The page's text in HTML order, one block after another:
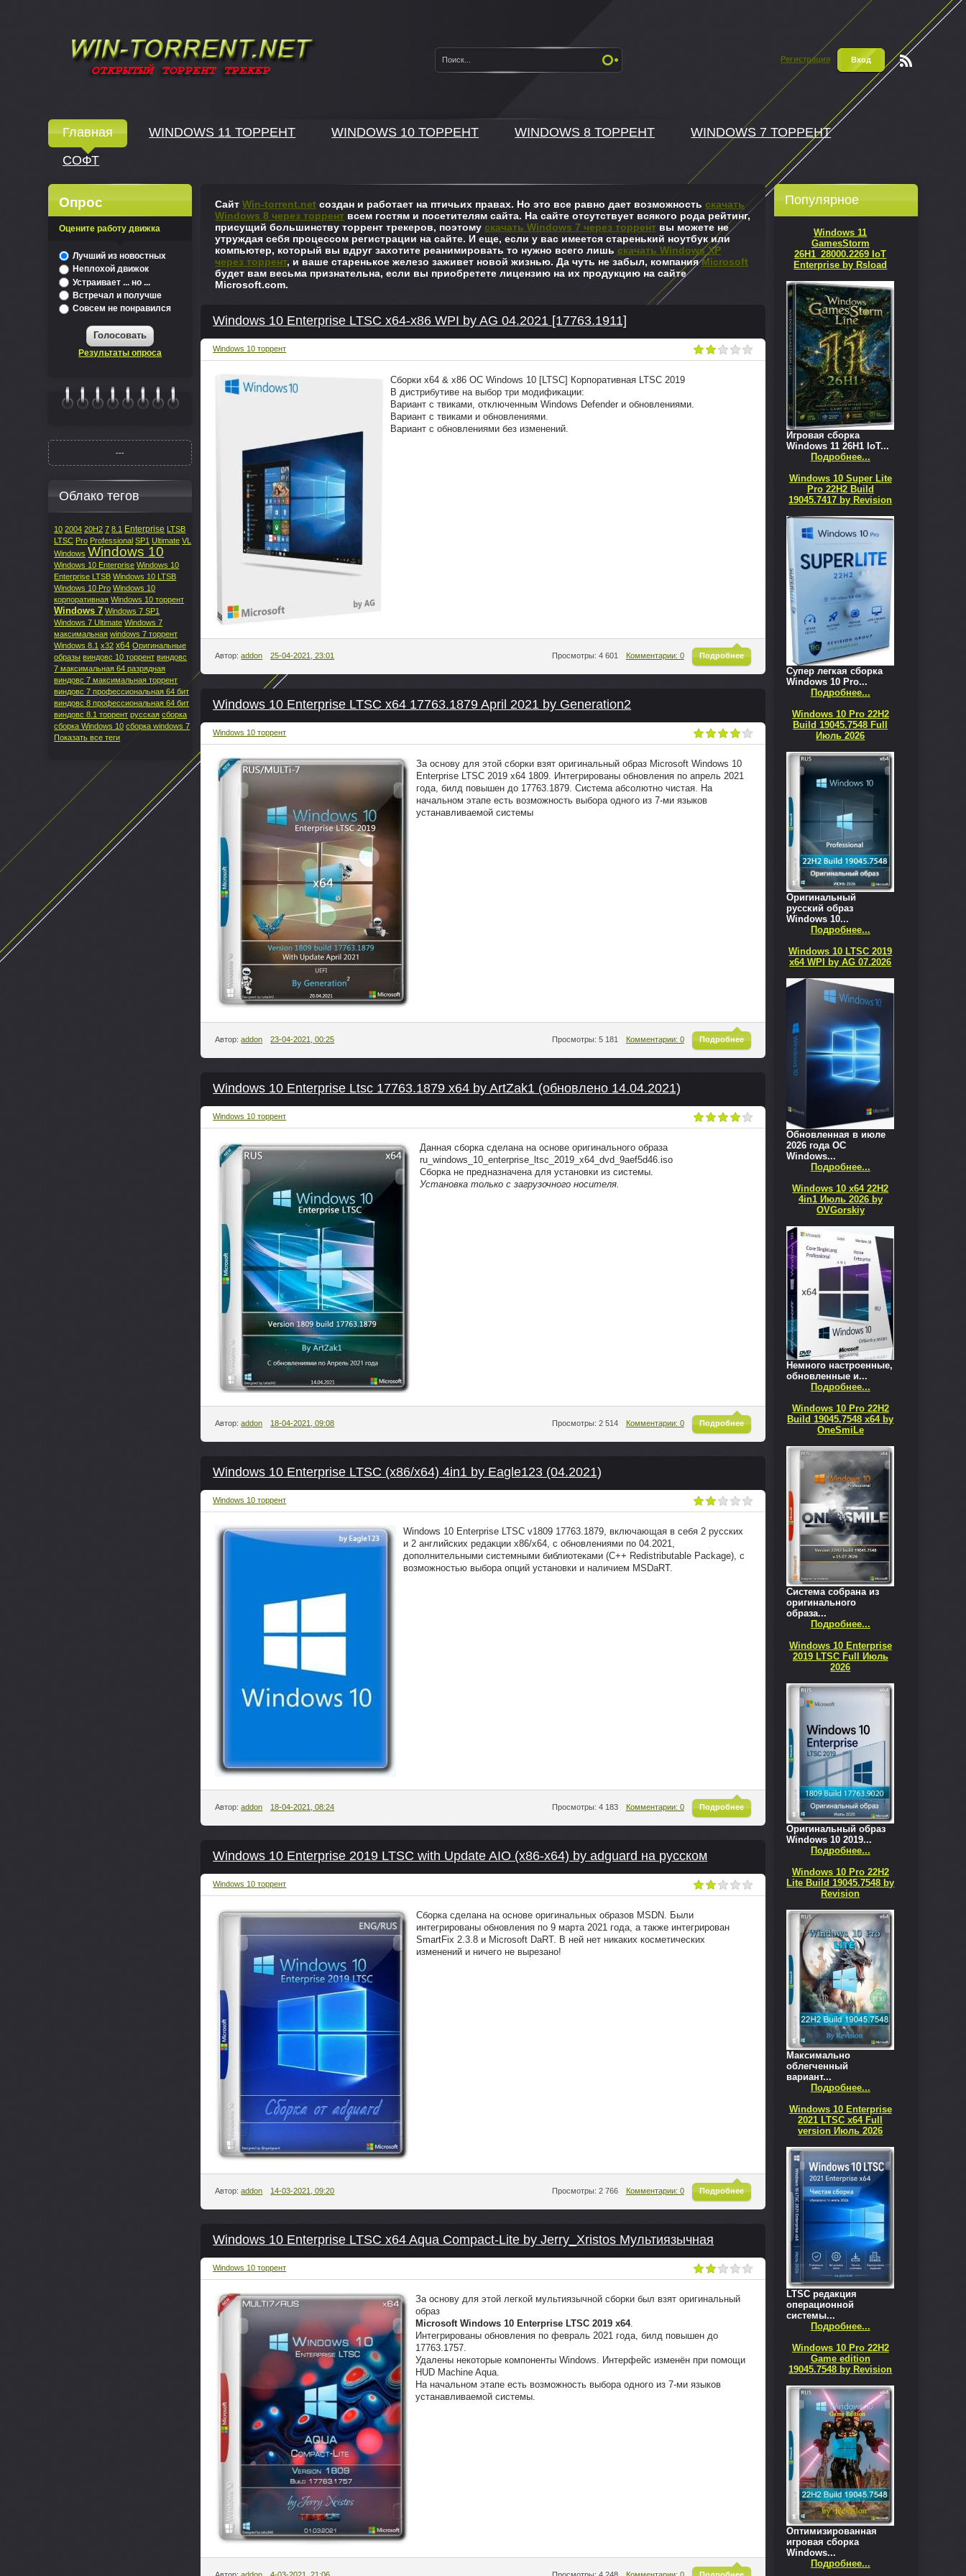
Регистрация Вход
Главная WINDOWS 11 ТОРРЕНТ WINDOWS 10 ТОРРЕНТ WINDOWS 8 ТОРРЕНТ
WINDOWS 7 ТОРРЕНТ
СОФТ
СайтWin-torrent.net создан и работает на птичьих правах. Но это все равно дает возможностьскачать
Windows 8 через торрент всем гостям и посетителям сайта. На сайте отсутствует всякого рода рейтинг,
присущий большинству торрент трекеров, поэтомускачать Windows 7 через торрент вы можете не
утруждая себя процессом регистрации на сайте. И еще, если у вас имеется старенький ноутбук или
компьютер, который вы вдруг захотите реанимировать то нужно всего лишьскачать Windows XP
через торрент, и ваше старенькое железо заживет новой жизнью. Да чуть не забыл, компанияMicrosoft
будет вам весьма признательна, если вы приобретете лицензию на их продукцию на сайте
Microsoft.com.
Windows 10 Enterprise LTSC x64-x86 WPI by AG 04.2021 [17763.1911]
Windows 10 торрент
Сборки x64 & x86 ОС Windows 10 [LTSC] Корпоративная LTSC 2019
В дистрибутиве на выбор три модификации:
Вариант с твиками, отключенным Windows Defender и обновлениями.
Вариант с твиками и обновлениями.
Вариант с обновлениями без изменений.
Подробнее
Комментарии: 0
Просмотры: 4 601
Автор:addon 25-04-2021, 23:01
Windows 10 Enterprise LTSC x64 17763.1879 April 2021 by Generation2
Windows 10 торрент
За основу для этой сборки взят оригинальный образ Microsoft Windows 10
Enterprise LTSC 2019 x64 1809. Интегрированы обновления по апрель 2021
года, билд повышен до 17763.1879. Система абсолютно чистая. На
начальном этапе есть возможность выбора одного из 7-ми языков
устанавливаемой системы
Подробнее
Комментарии: 0
Просмотры: 5 181
Автор:addon 23-04-2021, 00:25
Windows 10 Enterprise Ltsc 17763.1879 x64 by ArtZak1 (обновлено 14.04.2021)
Windows 10 торрент
Данная сборка сделана на основе оригинального образа
ru_windows_10_enterprise_ltsc_2019_x64_dvd_9aef5d46.iso
Сборка не предназначена для установки из системы.
Установка только с загрузочного носителя.
Подробнее
Комментарии: 0
Просмотры: 2 514
Автор:addon 18-04-2021, 09:08
Windows 10 Enterprise LTSC (x86/x64) 4in1 by Eagle123 (04.2021)
Windows 10 торрент
Windows 10 Enterprise LTSC v1809 17763.1879, включающая в себя 2 русских
и 2 английских редакции x86/x64, с обновлениями по 04.2021,
дополнительными системными библиотеками (C++ Redistributable Package), с
возможностью выбора опций установки и наличием MSDaRT.
Подробнее
Комментарии: 0
Просмотры: 4 183
Автор:addon 18-04-2021, 08:24
Windows 10 Enterprise 2019 LTSC with Update AIO (x86-x64) by adguard на русском
Windows 10 торрент
Сборка сделана на основе оригинальных образов MSDN. Были
интегрированы обновления по 9 марта 2021 года, а также интегрирован
SmartFix 2.3.8 и Microsoft DaRT. В ней нет никаких косметических
изменений и ничего не вырезано!
Подробнее
Комментарии: 0
Просмотры: 2 766
Автор:addon 14-03-2021, 09:20
Windows 10 Enterprise LTSC x64 Aqua Compact-Lite by Jerry_Xristos Мультиязычная
Windows 10 торрент
За основу для этой легкой мультиязычной сборки был взят оригинальный
образ
Microsoft Windows 10 Enterprise LTSC 2019 x64.
Интегрированы обновления по февраль 2021 года, билд повышен до
17763.1757.
Удалены некоторые компоненты Windows. Интерфейс изменён при помощи
HUD Machine Aqua.
На начальном этапе есть возможность выбора одного из 7-ми языков
устанавливаемой системы.
Популярное
Windows 11
GamesStorm
26H1_28000.2269 IoT
Enterprise by Rsload
Игровая сборка
Windows 11 26H1 IoT...
Подробнее...
Windows 10 Super Lite
Pro 22H2 Build
19045.7417 by Revision
Супер легкая сборка
Windows 10 Pro...
Подробнее...
Windows 10 Pro 22H2
Build 19045.7548 Full
Июль 2026
Оригинальный
русский образ
Windows 10...
Подробнее...
Windows 10 LTSC 2019
x64 WPI by AG 07.2026
Обновленная в июле
2026 года ОС
Windows...
Подробнее...
Windows 10 x64 22H2
4in1 Июль 2026 by
OVGorskiy
Немного настроенные,
обновленные и...
Подробнее...
Windows 10 Pro 22H2
Build 19045.7548 x64 by
OneSmiLe
Система собрана из
оригинального
образа...
Подробнее...
Windows 10 Enterprise
2019 LTSC Full Июль
2026
Оригинальный образ
Windows 10 2019...
Подробнее...
Windows 10 Pro 22H2
Lite Build 19045.7548 by
Revision
Максимально
облегченный
вариант...
Подробнее...
Windows 10 Enterprise
2021 LTSC x64 Full
version Июль 2026
LTSC редакция
операционной
системы...
Подробнее...
Windows 10 Pro 22H2
Game edition
19045.7548 by Revision
Оптимизированная
игровая сборка
Windows...
Подробнее...
Опрос
Оцените работу движка
Лучший из новостных
Неплохой движок
Устраивает ... но ...
Встречал и получше
Совсем не понравился
Голосовать
Результаты опроса
---
Облако тегов
10 2004 20H2 7 8.1 Enterprise LTSB
LTSC Pro Professional SP1 Ultimate VL
Windows Windows 10
Windows 10 Enterprise Windows 10
Enterprise LTSB Windows 10 LTSB
Windows 10 Pro Windows 10
корпоративная Windows 10 торрент
Windows 7 Windows 7 SP1
Windows 7 Ultimate Windows 7
максимальная windows 7 торрент
Windows 8.1 x32 x64 Оригинальные
образы виндовс 10 торрент виндовс
7 максимальная 64 разрядная
виндовс 7 максимальная торрент
виндовс 7 профессиональная 64 бит
виндовс 8 профессиональная 64 бит
виндовс 8.1 торрент русская сборка
сборка Windows 10 сборка windows 7
Показать все теги